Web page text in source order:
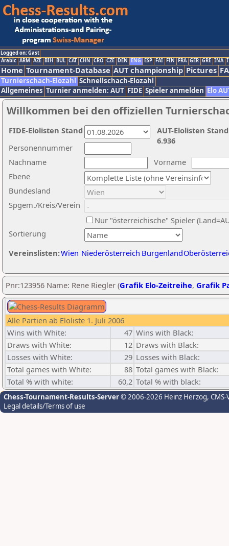
Logged on: Gast
Arabic ARM AZE BIH BUL CAT CHN CRO CZE DEN ENG ESP FAI FIN FRA GER GRE INA
Home Tournament-Database AUT championship Pictures
Turnierschach-Elozahl Schnellschach-Elozahl
Allgemeines Turnier anmelden: AUT FIDE Spieler anmelden Elo
Willkommen bei den offiziellen
Nachname
Vorname
Ebene
Sortierung
Personennummer
Bundesland
Spgem./Kreis/Verein
Nur "österreichische" Spieler
Vereinslisten:Wien Niederösterreich Burgenland
AUT-Elolisten
6.936
FIDE-Elolisten Stand
Pnr:123956 Name: Rene Riegler (Grafik Elo-Zeitreihe, Grafik
Alle Partien ab Eloliste 1. Juli 2006
Wins with White:
47 Wins with Black:
Draws with White:
12 Draws with Black:
Losses with White:
29 Losses with Black:
Total games with White:
88 Total games with Black:
Total % with white:
60,2 Total % with black:
Chess-Tournament-Results-Server© 2006-2026 Heinz Herzog,
Legal details/Terms of use